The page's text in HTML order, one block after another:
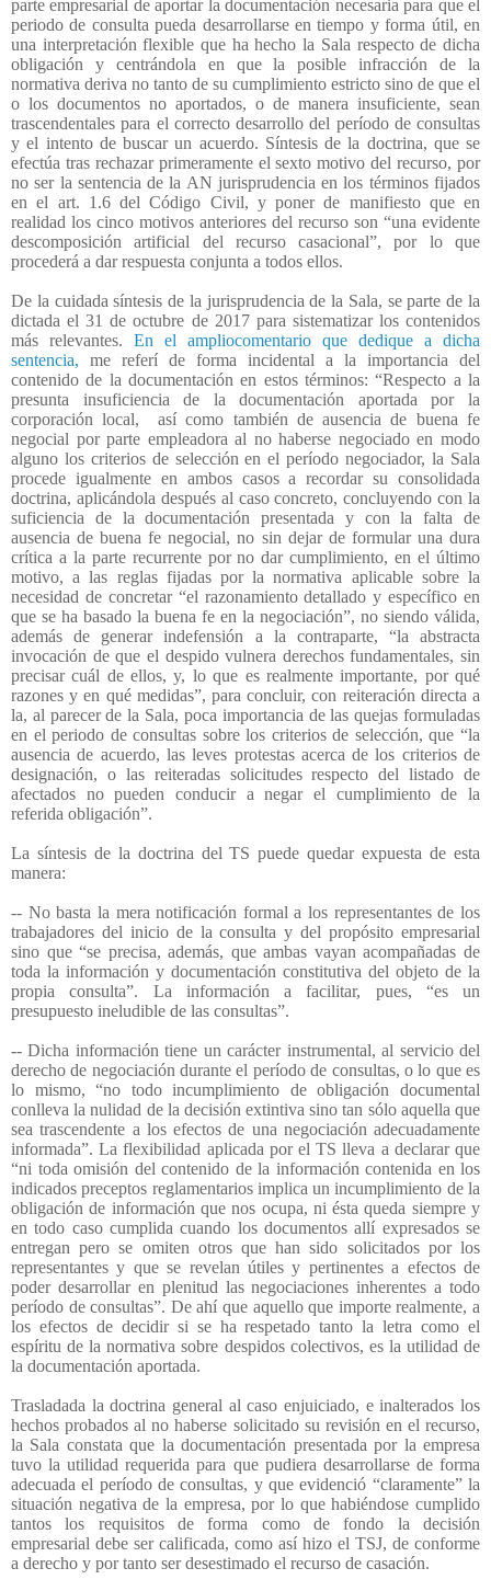
parte empresarial de aportar la documentación necesaria para que el
periodo de consulta pueda desarrollarse en tiempo y forma útil, en
una interpretación flexible que ha hecho la Sala respecto de dicha
obligación y centrándola en que la posible infracción de la
normativa deriva no tanto de su cumplimiento estricto sino de que el
o los documentos no aportados, o de manera insuficiente, sean
trascendentales para el correcto desarrollo del período de consultas
y el intento de buscar un acuerdo. Síntesis de la doctrina, que se
efectúa tras rechazar primeramente el sexto motivo del recurso, por
no ser la sentencia de la AN jurisprudencia en los términos fijados
en el art. 1.6 del Código Civil, y poner de manifiesto que en
realidad los cinco motivos anteriores del recurso son “una evidente
descomposición artificial del recurso casacional”, por lo que
procederá a dar respuesta conjunta a todos ellos.
De la cuidada síntesis de la jurisprudencia de la Sala, se parte de la
dictada el 31 de octubre de 2017 para sistematizar los contenidos
más relevantes. En el ampliocomentario que dedique a dicha
sentencia, me referí de forma incidental a la importancia del
contenido de la documentación en estos términos: “Respecto a la
presunta insuficiencia de la documentación aportada por la
corporación local,
así como también de ausencia de buena fe
negocial por parte empleadora al no haberse negociado en modo
alguno los criterios de selección en el período negociador, la Sala
procede igualmente en ambos casos a recordar su consolidada
doctrina, aplicándola después al caso concreto, concluyendo con la
suficiencia de la documentación presentada y con la falta de
ausencia de buena fe negocial, no sin dejar de formular una dura
crítica a la parte recurrente por no dar cumplimiento, en el último
motivo, a las reglas fijadas por la normativa aplicable sobre la
necesidad de concretar “el razonamiento detallado y específico en
que se ha basado la buena fe en la negociación”, no siendo válida,
además de generar indefensión a la contraparte, “la abstracta
invocación de que el despido vulnera derechos fundamentales, sin
precisar cuál de ellos, y, lo que es realmente importante, por qué
razones y en qué medidas”, para concluir, con reiteración directa a
la, al parecer de la Sala, poca importancia de las quejas formuladas
en el periodo de consultas sobre los criterios de selección, que “la
ausencia de acuerdo, las leves protestas acerca de los criterios de
designación, o las reiteradas solicitudes respecto del listado de
afectados no pueden conducir a negar el cumplimiento de la
referida obligación”.
La síntesis de la doctrina del TS puede quedar expuesta de esta
manera:
-- No basta la mera notificación formal a los representantes de los
trabajadores del inicio de la consulta y del propósito empresarial
sino que “se precisa, además, que ambas vayan acompañadas de
toda la información y documentación constitutiva del objeto de la
propia consulta”. La información a facilitar, pues, “es un
presupuesto ineludible de las consultas”.
-- Dicha información tiene un carácter instrumental, al servicio del
derecho de negociación durante el período de consultas, o lo que es
lo mismo, “no todo incumplimiento de obligación documental
conlleva la nulidad de la decisión extintiva sino tan sólo aquella que
sea trascendente a los efectos de una negociación adecuadamente
informada”. La flexibilidad aplicada por el TS lleva a declarar que
“ni toda omisión del contenido de la información contenida en los
indicados preceptos reglamentarios implica un incumplimiento de la
obligación de información que nos ocupa, ni ésta queda siempre y
en todo caso cumplida cuando los documentos allí expresados se
entregan pero se omiten otros que han sido solicitados por los
representantes y que se revelan útiles y pertinentes a efectos de
poder desarrollar en plenitud las negociaciones inherentes a todo
período de consultas”. De ahí que aquello que importe realmente, a
los efectos de decidir si se ha respetado tanto la letra como el
espíritu de la normativa sobre despidos colectivos, es la utilidad de
la documentación aportada.
Trasladada la doctrina general al caso enjuiciado, e inalterados los
hechos probados al no haberse solicitado su revisión en el recurso,
la Sala constata que la documentación presentada por la empresa
tuvo la utilidad requerida para que pudiera desarrollarse de forma
adecuada el período de consultas, y que evidenció “claramente” la
situación negativa de la empresa, por lo que habiéndose cumplido
tantos los requisitos de forma como de fondo la decisión
empresarial debe ser calificada, como así hizo el TSJ, de conforme
a derecho y por tanto ser desestimado el recurso de casación.